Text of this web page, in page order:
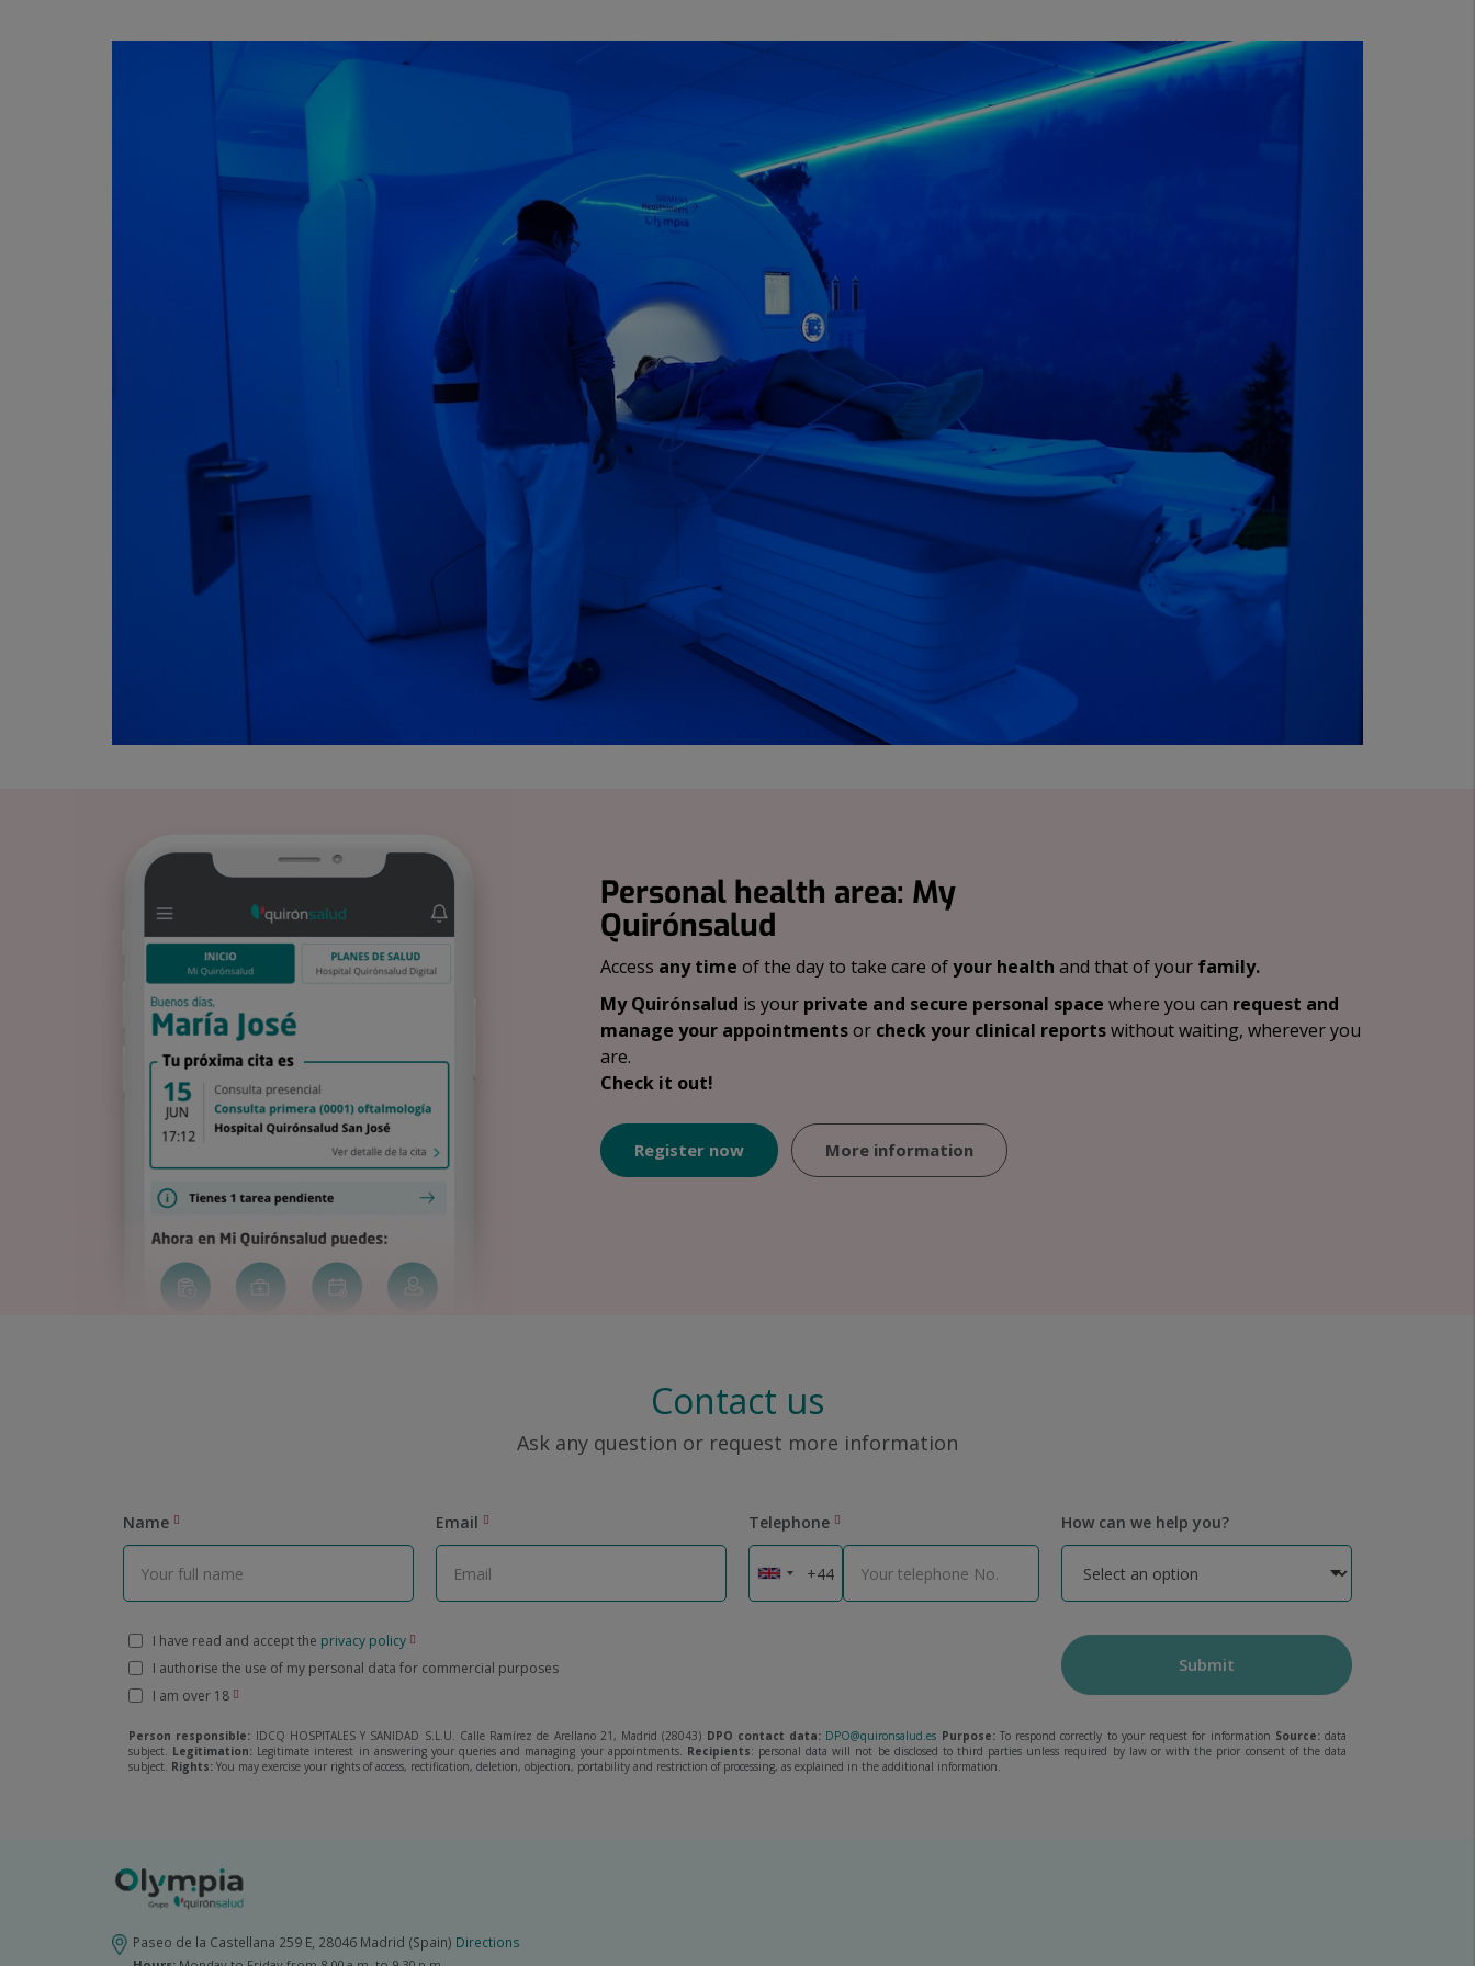
Personal health area: My
Quirónsalud
Access any time of the day to take care ofyour health and that of your family.
My Quirónsalud is your private and secure personal space where you can request and
manage your appointmentsor check your clinical reportswithout waiting, wherever you
are.
Check it out!
Register now More information
Contact us
Ask any question or request more information
Name Email Telephone How can we help you?
I have read and accept the privacy policy
I authorise the use of my personal data for commercial purposes
I am over 18
Submit
Person responsible: IDCQ HOSPITALES Y SANIDAD S.L.U. Calle Ramírez de Arellano 21, Madrid (28043) DPO contact data: DPO@quironsalud.es Purpose:To respond correctly to your request for information Source:data
subject. Legitimation: Legitimate interest in answering your queries and managing your appointments. Recipients: personal data will not be disclosed to third parties unless required by law or with the prior consent of the data
subject. Rights: You may exercise your rights of access, rectification, deletion, objection, portability and restriction of processing, as explained in the additional information.
Paseo de la Castellana 259 E, 28046 Madrid (Spain) Directions